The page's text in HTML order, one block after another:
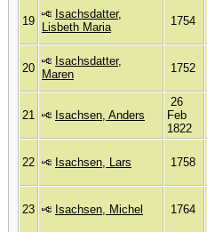
19
Isachsdatter,
Lisbeth Maria
1754
20
Isachsdatter,
Maren
1752
21 Isachsen, Anders
26
Feb
1822
22 Isachsen, Lars 1758
23 Isachsen, Michel 1764